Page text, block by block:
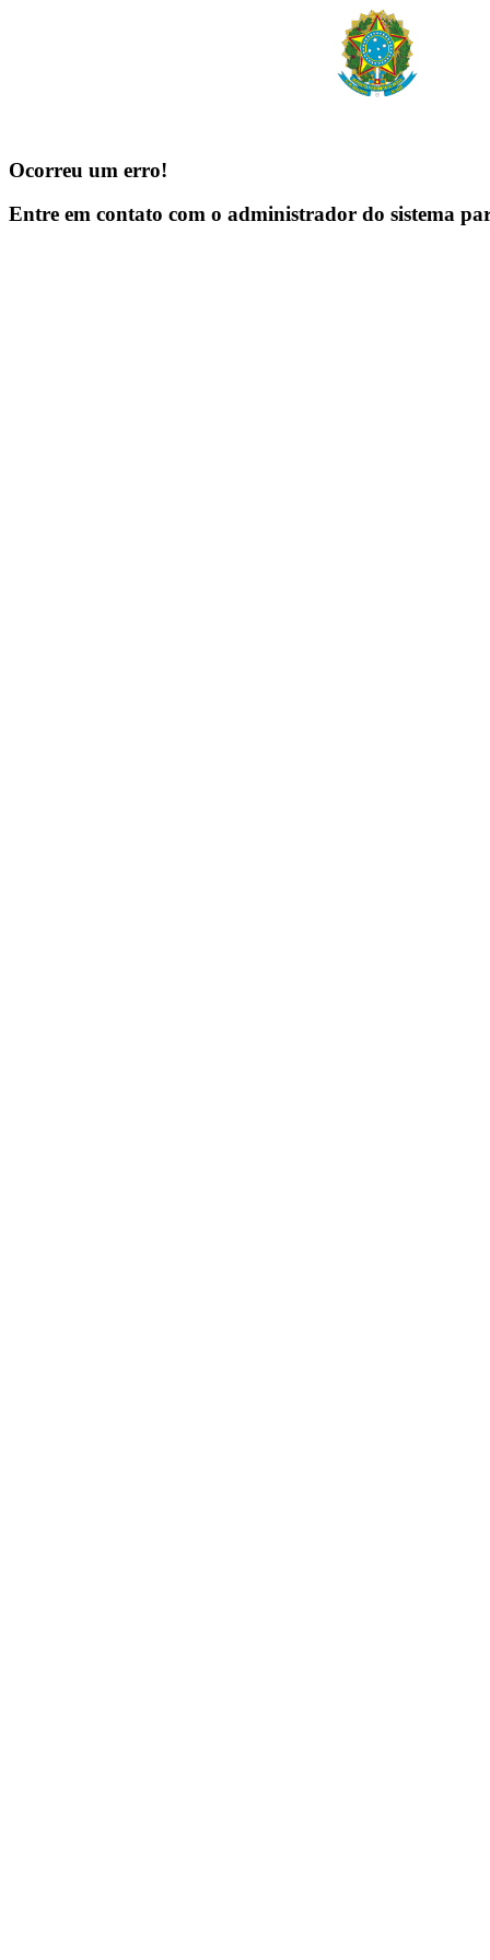
Ocorreu um erro!
Entre em contato com o administrador do sistema